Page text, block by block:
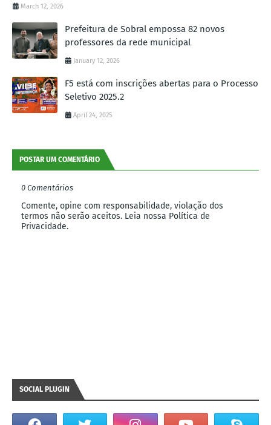
March 12, 2026
Prefeitura de Sobral empossa 82 novos
professores da rede municipal
January 12, 2026
F5 está com inscrições abertas para o Processo
Seletivo 2025.2
April 24, 2025
POSTAR UM COMENTÁRIO
0 Comentários
Comente, opine com responsabilidade, violação dos
termos não serão aceitos. Leia nossa Política de
Privacidade.
SOCIAL PLUGIN